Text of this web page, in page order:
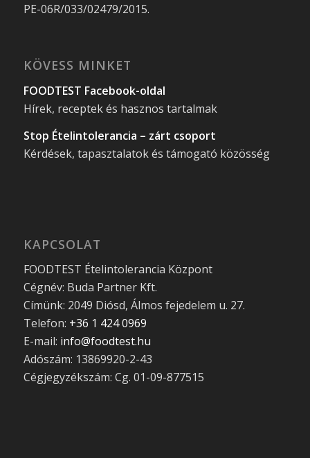
PE-06R/033/02479/2015.
KÖVESS MINKET
FOODTEST Facebook-oldal
Hírek, receptek és hasznos tartalmak
Stop Ételintolerancia – zárt csoport
Kérdések, tapasztalatok és támogató közösség
KAPCSOLAT
FOODTEST Ételintolerancia Központ
Cégnév: Buda Partner Kft.
Címünk: 2049 Diósd, Álmos fejedelem u. 27.
Telefon: +36 1 424 0969
E-mail: info@foodtest.hu
Adószám: 13869920-2-43
Cégjegyzékszám: Cg. 01-09-877515